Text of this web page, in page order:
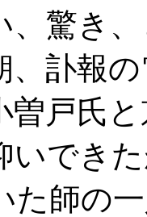
、驚き
、訃報
曽戸氏
いでき
た師の